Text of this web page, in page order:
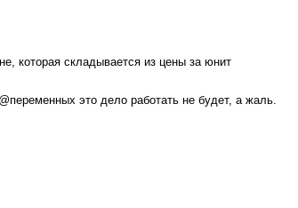
которая складывается из цены за юнит
это дело работать не будет, а жаль.